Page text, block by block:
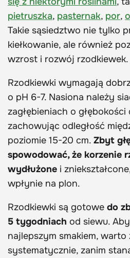
pietruszka, pasternak, por,
Takie sąsiedztwo nie tylko
kiełkowanie, ale również
wzrost i rozwój rzodkiewek.
Rzodkiewki wymagają
o pH 6-7. Nasiona należy
zagłębieniach o głębokości
zachowując odległość
poziomie 15-20 cm. Zbyt
spowodować, że korzenie
wydłużone i
wpłynie na plon.
Rzodkiewki są gotowe do
5 tygodniach od siewu.
najlepszym smakiem, warto
systematycznie, zanim